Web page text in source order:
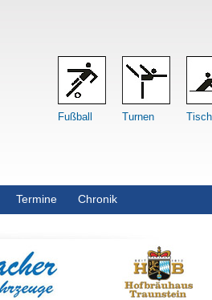
Fußball Turnen
Termine Chronik